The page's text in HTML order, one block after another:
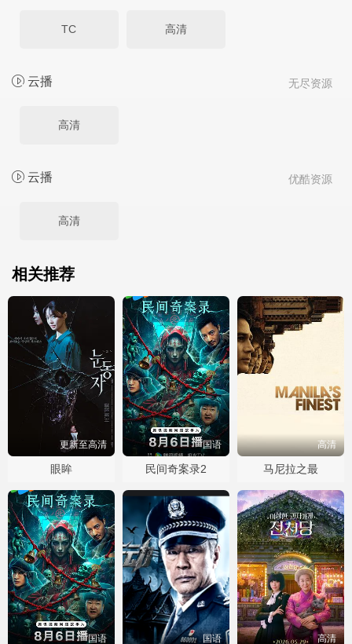
TC 高清
无尽资源
云播
高清
优酷资源
云播
高清
相关推荐
更新至高清
眼眸
国语
民间奇案录2
高清
马尼拉之最
国语 国语 高清